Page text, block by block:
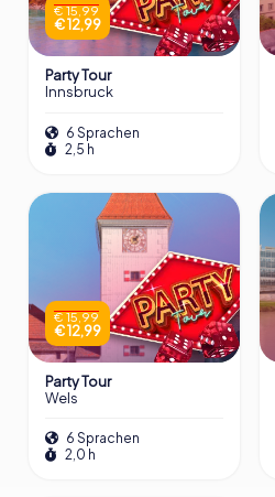
€ 15,99
€ 12,99
Party Tour
Innsbruck
6 Sprachen
2,5 h
€ 15,99
€ 12,99
Party Tour
Wels
6 Sprachen
2,0 h